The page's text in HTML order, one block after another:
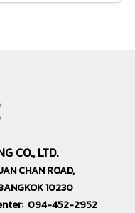
CO., LTD.
CHAN ROAD,
10230
094-452-2952